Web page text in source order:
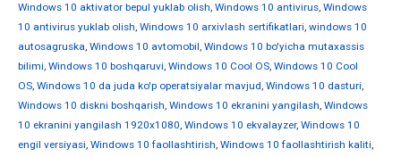
Windows 10 aktivator bepul yuklab olish, Windows 10 antivirus, Windows
10 antivirus yuklab olish, Windows 10 arxivlash sertifikatlari, windows 10
autosagruska, Windows 10 avtomobil, Windows 10 bo'yicha mutaxassis
bilimi, Windows 10 boshqaruvi, Windows 10 Cool OS, Windows 10 Cool
OS, Windows 10 da juda ko'p operatsiyalar mavjud, Windows 10 dasturi,
Windows 10 diskni boshqarish, Windows 10 ekranini yangilash, Windows
10 ekranini yangilash 1920x1080, Windows 10 ekvalayzer, Windows 10
engil versiyasi, Windows 10 faollashtirish, Windows 10 faollashtirish kaliti,